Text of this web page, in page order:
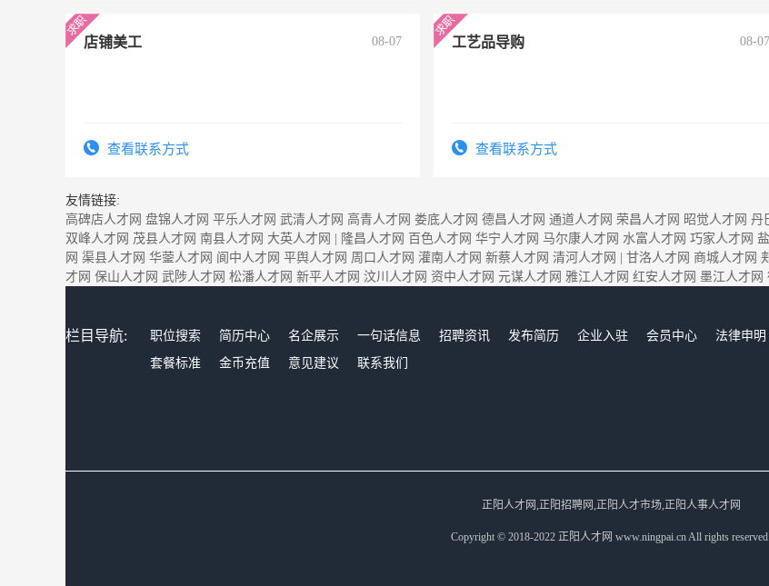
店铺美工 08-07
查看联系方式
工艺品导购 08-07
查看联系方式
友情链接:
高碑店人才网 盘锦人才网 平乐人才网 武清人才网 高青人才网 娄底人才网 德昌人才网 通道人才网 荣昌人才网 昭觉人才网 丹
双峰人才网 茂县人才网 南县人才网 大英人才网 隆昌人才网 百色人才网 华宁人才网 马尔康人才网 水富人才网 巧家人才网
网 渠县人才网 华蓥人才网 阆中人才网 平舆人才网 周口人才网 灌南人才网 新蔡人才网 清河人才网 甘洛人才网 商城人才网
才网 保山人才网 武陟人才网 松潘人才网 新平人才网 汶川人才网 资中人才网 元谋人才网 雅江人才网 红安人才网 墨江人才网
栏目导航: 职位搜索 简历中心 名企展示 一句话信息 招聘资讯 发布简历 企业入驻 会员中心
法律申明
套餐标准
金币充值 意见建议 联系我们
正阳人才网,正阳招聘网,正阳人才市场,正阳人事人才网
Copyright © 2018-2022 正阳人才网 www.ningpai.cn All rights reserved.